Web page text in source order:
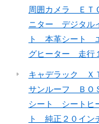
周囲カメラ ＥＴ
ニター デジタル
ト 本革シート
グヒーター 走行
キャデラック
サンルーフ ＢＯ
シート シートヒ
ト 純正２０イ